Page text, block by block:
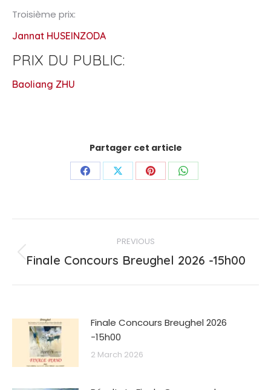
Troisième prix:
Jannat HUSEINZODA
PRIX DU PUBLIC:
Baoliang ZHU
Partager cet article
Share
Facebook
Share
X
Share
Pinterest
Share
WhatsApp
navigation
PREVIOUS
Previous
Finale Concours Breughel 2026 -15h00
Finale Concours Breughel 2026
-15h00
2 March 2026